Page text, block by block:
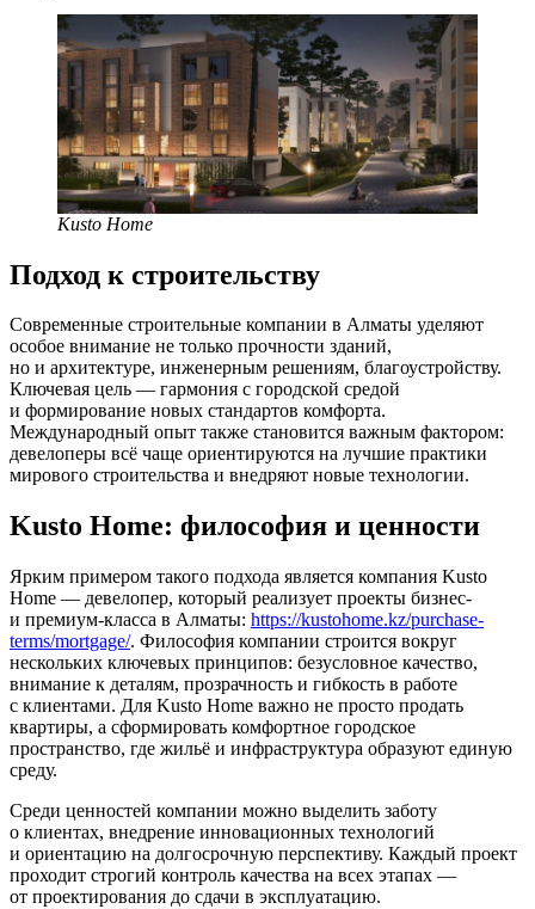
Kusto Home
Подход к строительству
Современные строительные компании в Алматы уделяют
особое внимание не только прочности зданий,
но и архитектуре, инженерным решениям, благоустройству.
Ключевая цель — гармония с городской средой
и формирование новых стандартов комфорта.
Международный опыт также становится важным фактором:
девелоперы всё чаще ориентируются на лучшие практики
мирового строительства и внедряют новые технологии.
Kusto Home: философия и ценности
Ярким примером такого подхода является компания Kusto
Home — девелопер, который реализует проекты бизнес-
и премиум-класса в Алматы: https://kustohome.kz/purchase-
terms/mortgage/. Философия компании строится вокруг
нескольких ключевых принципов: безусловное качество,
внимание к деталям, прозрачность и гибкость в работе
с клиентами. Для Kusto Home важно не просто продать
квартиры, а сформировать комфортное городское
пространство, где жильё и инфраструктура образуют единую
среду.
Среди ценностей компании можно выделить заботу
о клиентах, внедрение инновационных технологий
и ориентацию на долгосрочную перспективу. Каждый проект
проходит строгий контроль качества на всех этапах —
от проектирования до сдачи в эксплуатацию.